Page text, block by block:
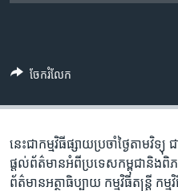
ចូល​
ស្វែង​
បណ្តាញ​សង្គម
ភាសា
ចែករំលែក
នេះ​ជា​កម្ម​វិធី​ផ្សាយ​ប្រចាំ​ថ្ងៃ​តាម​វិទ្
ផ្តល់​ព័ត៌មាន​អំពី​ប្រទេស​កម្ពុជា​និ
ព័ត៌មាន​អត្ថាធិប្បាយ​ កម្ម​វិធី​តន្ត្រី